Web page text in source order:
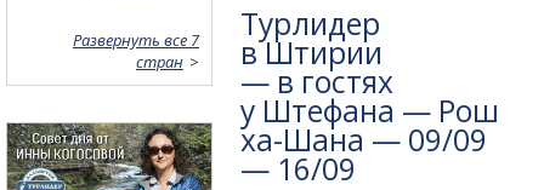
Турлидер
в Штирии
— в гостях
у Штефана — Рош
ха-Шана — 09/09
— 16/09
Развернуть все 7
стран